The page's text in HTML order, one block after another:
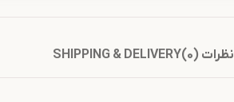
نظرات (0) SHIPPING & DELIVERY